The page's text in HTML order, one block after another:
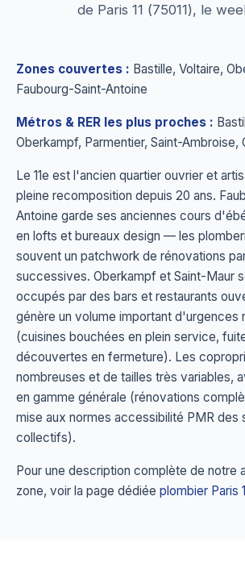
de Paris 11 (75011), le
Zones couvertes : Bastille, Voltaire,
Faubourg-Saint-Antoine
Métros & RER les plus proches :
Oberkampf, Parmentier, Saint-Ambroise,
Le 11e est l'ancien quartier ouvrier et
pleine recomposition depuis 20 ans.
Antoine garde ses anciennes cours
en lofts et bureaux design — les
souvent un patchwork de rénovations
successives. Oberkampf et Saint-Maur
occupés par des bars et restaurants
génère un volume important d'urgences
(cuisines bouchées en plein service,
découvertes en fermeture). Les
nombreuses et de tailles très variables,
en gamme générale (rénovations
mise aux normes accessibilité PMR des
collectifs).
Pour une description complète de notre
zone, voir la page dédiée plombier Paris